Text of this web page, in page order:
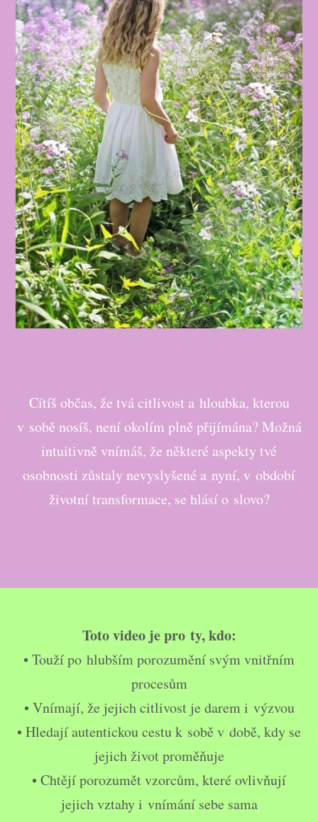
Cítíš občas, že tvá citlivost a hloubka, kterou
v sobě nosíš, není okolím plně přijímána? Možná
intuitivně vnímáš, že některé aspekty tvé
osobnosti zůstaly nevyslyšené a nyní, v období
životní transformace, se hlásí o slovo?
Toto video je pro ty, kdo:
• Touží po hlubším porozumění svým vnitřním
procesům
• Vnímají, že jejich citlivost je darem i výzvou
• Hledají autentickou cestu k sobě v době, kdy se
jejich život proměňuje
• Chtějí porozumět vzorcům, které ovlivňují
jejich vztahy i vnímání sebe sama